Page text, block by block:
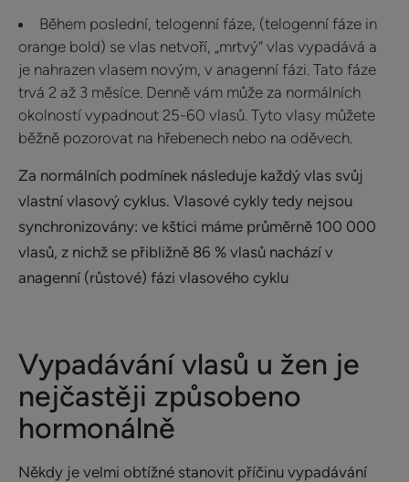
Během poslední, telogenní fáze, (telogenní fáze in
orange bold) se vlas netvoří, „mrtvý“ vlas vypadává a
je nahrazen vlasem novým, v anagenní fázi. Tato fáze
trvá 2 až 3 měsíce. Denně vám může za normálních
okolností vypadnout 25-60 vlasů. Tyto vlasy můžete
běžně pozorovat na hřebenech nebo na oděvech.
Za normálních podmínek následuje každý vlas svůj
vlastní vlasový cyklus. Vlasové cykly tedy nejsou
synchronizovány: ve kštici máme průměrně 100 000
vlasů, z nichž se přibližně 86 % vlasů nachází v
anagenní (růstové) fázi vlasového cyklu
Vypadávání vlasů u žen je
nejčastěji způsobeno
hormonálně
Někdy je velmi obtížné stanovit příčinu vypadávání